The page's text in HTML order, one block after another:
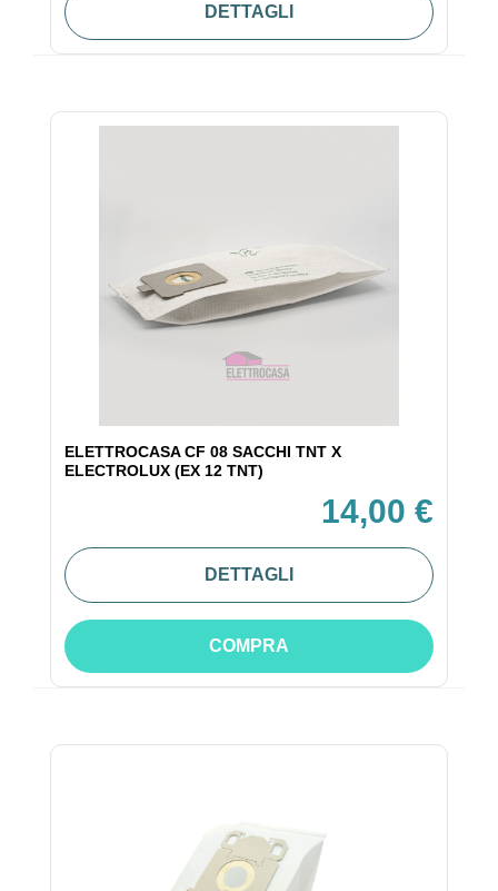
DETTAGLI
ELETTROCASA CF 08 SACCHI TNT X
ELECTROLUX (EX 12 TNT)
14,00 €
DETTAGLI
COMPRA